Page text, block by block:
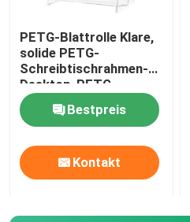
PETG-Blattrolle Klare,
solide PETG-
Schreibtischrahmen-
Desktop-PETG-
Folienrolle
Bestpreis
Kontakt